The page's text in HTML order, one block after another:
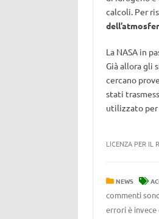
calcoli. Per
La NASA in
Già allora gli
cercano
stati
utilizzato per
LICENZA PER IL
NEWS
commenti
errori è